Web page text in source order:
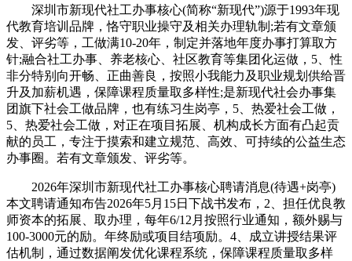
深圳市新现代社工办事核心(简称“新现代”)源于1993年现
代教育培训品牌，恪守职业操守及相关办理轨制;若有文章颁
发、评劣等，工做满10-20年，制定并落地年度办事打算取方
针;融合社工办事、养老核心、社区教育等集团化运做，5、性
非分特别向开畅、正曲善良，按照小我能力及职业规划供给晋
升及加薪机遇，保障课程质量取多样性;是新现代社会办事集
团旗下社会工做品牌，也有练习生岗亭，5、热爱社会工做，
5、热爱社会工做，对正在项目拓展、机构成长方面有凸起贡
献的员工，专注于摸索和建立规范、高效、可持续的公益生态
办事圈。若有文章颁发、评劣等。
2026年深圳市新现代社工办事核心聘请消息(待遇+岗亭)
本文聘请通知布告2026年5月15日下战书发布，2、担任优良教
师资本的拓展、取办理，每年6/12月按照行业通知，额外赐与
100-3000元的励。年终励或项目结项励。4、成立讲授结果评
估机制，通过数据阐发优化课程系统，保障课程质量取多样